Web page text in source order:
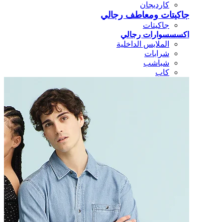
كارديجان
جاكيتات ومعاطف رجالي
جاكيتات
اكسسسوارات رجالي
الملابس الداخلية
شرابات
شباشب
كاب